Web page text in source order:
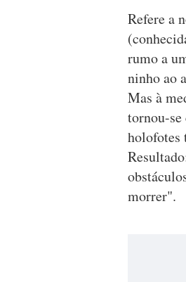
Refere a
rumo a
ninho ao
Mas à
tornou-se
holofotes
morrer".